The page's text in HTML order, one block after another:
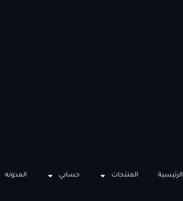
الرئيسية المنتجات حسابي المدونه